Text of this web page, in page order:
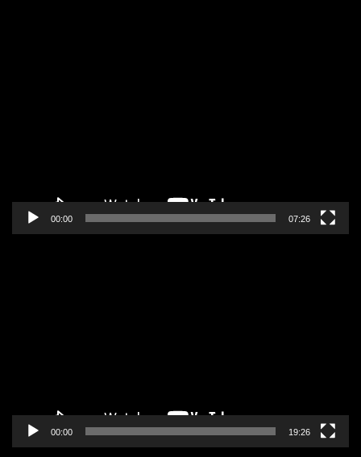
00:00 07:26
00:00 19:26